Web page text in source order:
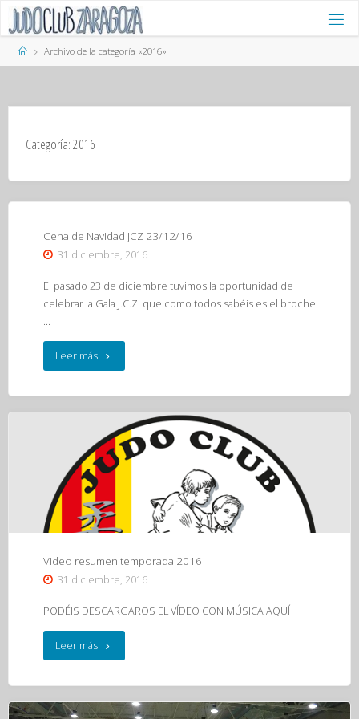
Saltar
contenido
Página
de
Archivo de la categoría «2016»
Categoría:2016
Cena de Navidad JCZ 23/12/16
31 diciembre, 2016
El pasado 23 de diciembre tuvimos la oportunidad de
celebrar la Gala J.C.Z. que como todos sabéis es el broche
…
Leer más"Cena
Navidad
JCZ
23/12/16"
Video resumen temporada 2016
31 diciembre, 2016
PODÉIS DESCARGAROS EL VÍDEO CON MÚSICA AQUÍ
Leer más"Video
temporada